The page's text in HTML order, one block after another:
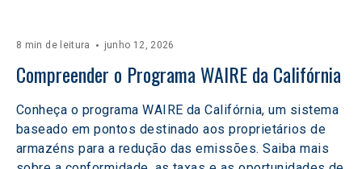
8 min de leitura junho 12, 2026
Compreender o Programa WAIRE da Califórnia
Conheça o programa WAIRE da Califórnia, um sistema
baseado em pontos destinado aos proprietários de
armazéns para a redução das emissões. Saiba mais